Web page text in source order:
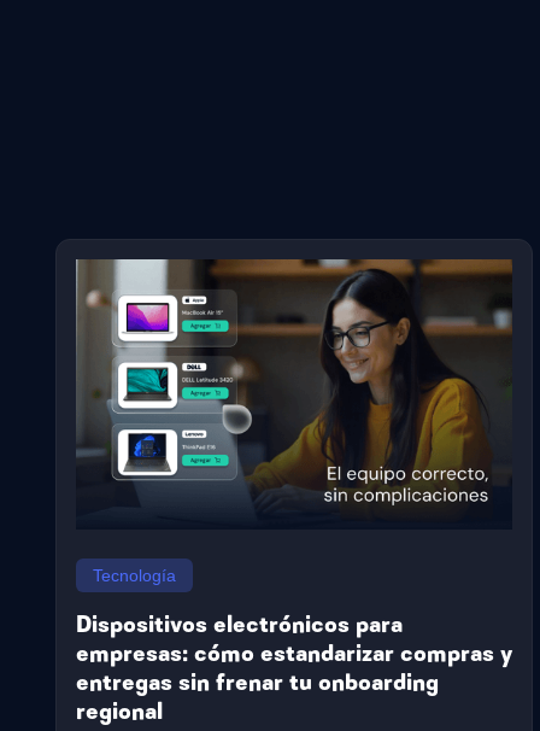
Tecnología
Dispositivos electrónicos para
empresas: cómo estandarizar compras y
entregas sin frenar tu onboarding
regional